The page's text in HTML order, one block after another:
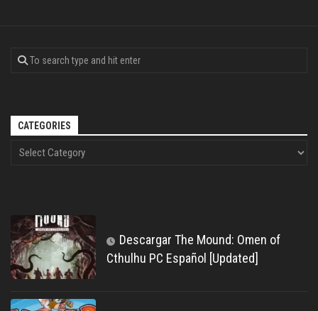
CATEGORIES
Descargar The Mound: Omen of
Cthulhu PC Español [Updated]